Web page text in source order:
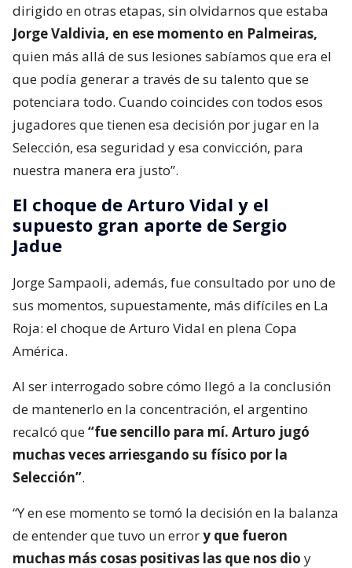
dirigido en otras etapas, sin olvidarnos que estaba
Jorge Valdivia, en ese momento en Palmeiras,
quien más allá de sus lesiones sabíamos que era el
que podía generar a través de su talento que se
potenciara todo. Cuando coincides con todos esos
jugadores que tienen esa decisión por jugar en la
Selección, esa seguridad y esa convicción, para
nuestra manera era justo”.
El choque de Arturo Vidal y el
supuesto gran aporte de Sergio
Jadue
Jorge Sampaoli, además, fue consultado por uno de
sus momentos, supuestamente, más difíciles en La
Roja: el choque de Arturo Vidal en plena Copa
América.
Al ser interrogado sobre cómo llegó a la conclusión
de mantenerlo en la concentración, el argentino
recalcó que“fue sencillo para mí. Arturo jugó
muchas veces arriesgando su físico por la
Selección”.
“Y en ese momento se tomó la decisión en la balanza
de entender que tuvo un errory que fueron
muchas más cosas positivas las que nos dio y